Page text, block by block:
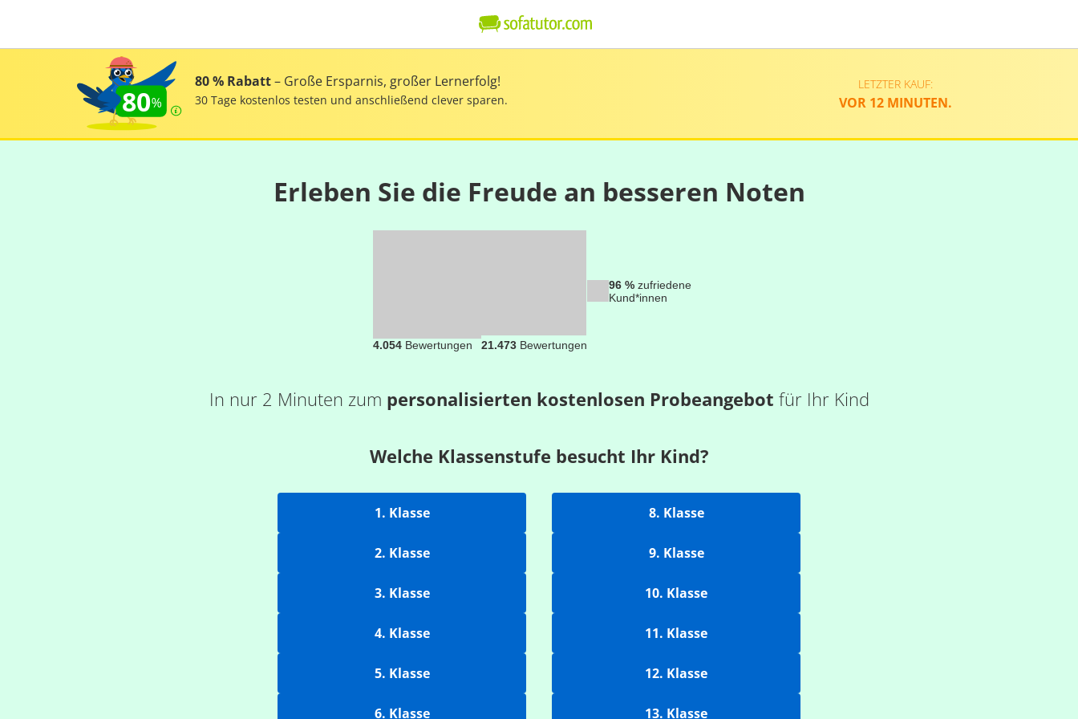
80
80 % Rabatt– Große Ersparnis, großer Lernerfolg!
30 Tage kostenlos testen und anschließend clever sparen.
LETZTER KAUF:
VOR 12 MINUTEN.
Erleben Sie die Freude an besseren Noten
4.054Bewertungen 21.473Bewertungen
96 %zufriedene
Kund*innen
In nur 2 Minuten zum personalisierten kostenlosen Probeangebot für Ihr Kind
Welche Klassenstufe besucht Ihr Kind?
1. Klasse
2. Klasse
3. Klasse
4. Klasse
5. Klasse
6. Klasse
8. Klasse
9. Klasse
10. Klasse
11. Klasse
12. Klasse
13. Klasse